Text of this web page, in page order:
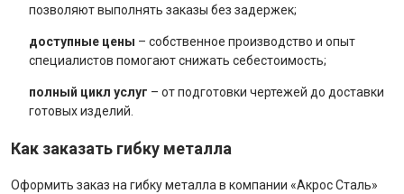
позволяют выполнять заказы без задержек;
доступные цены – собственное производство и опыт
специалистов помогают снижать себестоимость;
полный цикл услуг – от подготовки чертежей до доставки
готовых изделий.
Как заказать гибку металла
Оформить заказ на гибку металла в компании «Акрос Сталь»